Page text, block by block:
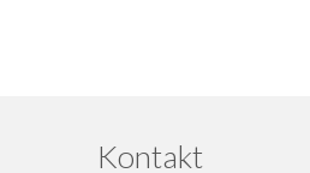
Kontakt